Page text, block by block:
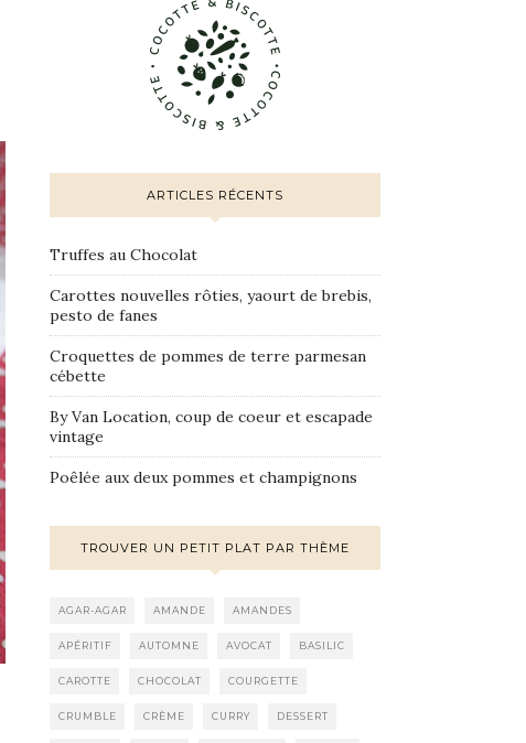
ARTICLES RÉCENTS
Truffes au Chocolat
Carottes nouvelles rôties, yaourt de brebis,
pesto de fanes
Croquettes de pommes de terre parmesan
cébette
By Van Location, coup de coeur et escapade
vintage
Poêlée aux deux pommes et champignons
TROUVER UN PETIT PLAT PAR THÈME
AGAR-AGAR AMANDE AMANDES
APÉRITIF AUTOMNE AVOCAT BASILIC
CAROTTE CHOCOLAT COURGETTE
CRUMBLE CRÈME CURRY DESSERT